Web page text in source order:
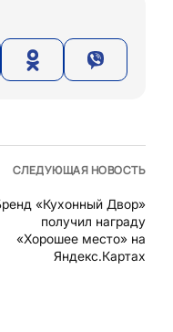
СЛЕДУЮЩАЯ НОВОСТЬ
«Кухонный Двор»
получил награду
«Хорошее место» на
Яндекс.Картах